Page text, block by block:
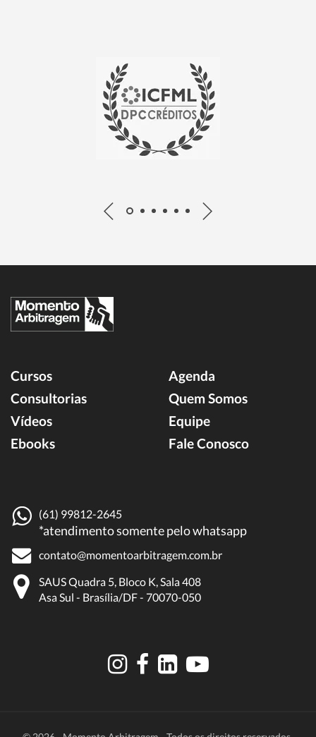
Cursos
Consultorias
Vídeos
Ebooks
Agenda
Quem Somos
Equipe
Fale Conosco
(61) 99812-2645
*atendimento somente pelo whatsapp
contato@momentoarbitragem.com.br
SAUS Quadra 5, Bloco K, Sala 408
Asa Sul - Brasília/DF - 70070-050